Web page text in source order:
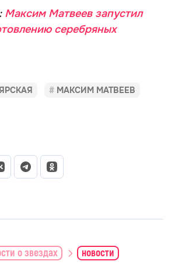
Максим Матвеев запустил
серебряных
МАКСИМ МАТВЕЕВ
о звездах новости